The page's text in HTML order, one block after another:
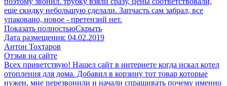
еще скидку небольшую сделали. Запчасть сам забрал, все
упаковано, новое - претензий нет.
Показать полностьюСкрыть
Дата размещения: 04.02.2019
Антон Тохтаров
Отзыв на сайте
Всех приветствую! Нашел сайт в интернете когда искал котел
отопления для дома. Добавил в корзину тот товар которые
нужен, мне перезвонили и начали спрашивать почему именно